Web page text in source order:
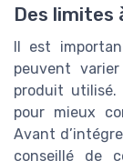
Des limites
Il est
peuvent
produit utilisé.
pour mieux
Avant
conseillé de